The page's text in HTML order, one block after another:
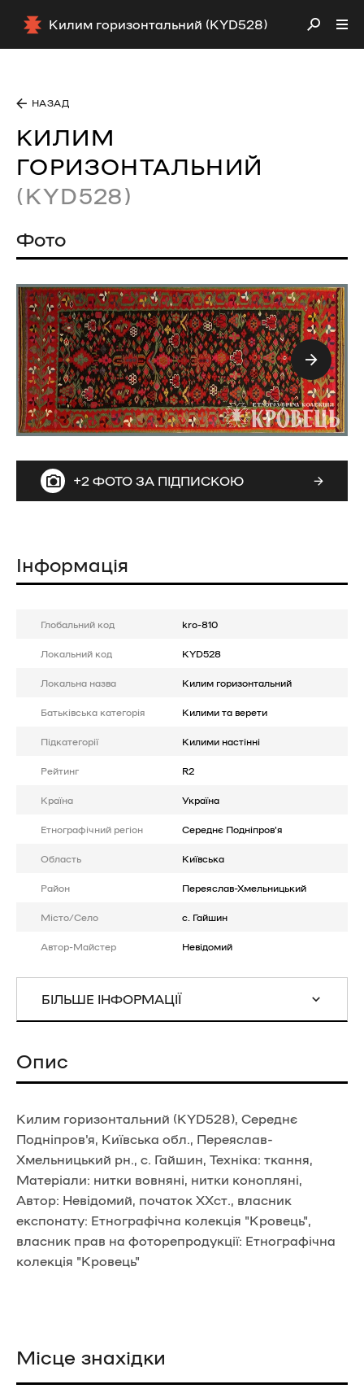
Килим горизонтальний (KYD528)
НАЗАД
КИЛИМ
ГОРИЗОНТАЛЬНИЙ
(KYD528)
Фото
+2 ФОТО ЗА ПІДПИСКОЮ
Інформація
Глобальний код kro-810
Локальний код KYD528
Локальна назва Килим горизонтальний
Батькiвська категорія Килими та верети
Підкатегорії Килими настінні
Рейтинг R2
Країна Україна
Етнографічний регіон Середнє Подніпров'я
Область Київська
Район Переяслав-Хмельницький
Місто/Село с. Гайшин
Автор-Майстер Невідомий
БІЛЬШЕ ІНФОРМАЦІЇ
Опис
Килим горизонтальний (KYD528), Середнє
Подніпров'я, Київська обл., Переяслав-
Хмельницький рн., с. Гайшин, Техніка: ткання,
Матеріали: нитки вовняні, нитки конопляні,
Автор: Невідомий, початок ХХст., власник
експонату: Етнографічна колекція "Кровець",
власник прав на фоторепродукції: Етнографічна
колекція "Кровець"
Місце знахідки